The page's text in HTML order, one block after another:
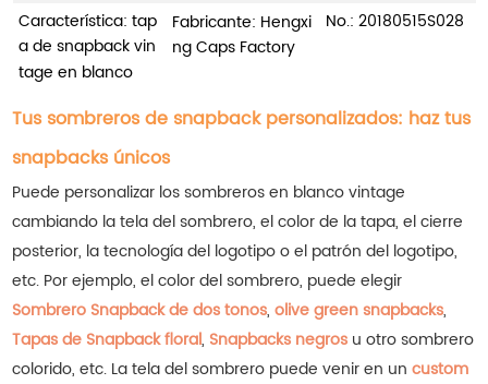
Característica: tap
a de snapback vin
tage en blanco
Fabricante: Hengxi
ng Caps Factory
No.: 20180515S028
Tus sombreros de snapback personalizados: haz tus
snapbacks únicos
Puede personalizar los sombreros en blanco vintage
cambiando la tela del sombrero, el color de la tapa, el cierre
posterior, la tecnología del logotipo o el patrón del logotipo,
etc. Por ejemplo, el color del sombrero, puede elegir
Sombrero Snapback de dos tonos,olive green snapbacks,
Tapas de Snapback floral, Snapbacks negros u otro sombrero
colorido, etc. La tela del sombrero puede venir en uncustom